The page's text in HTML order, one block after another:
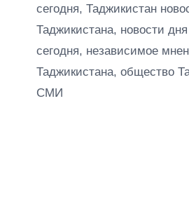
сегодня, Таджикистан
Таджикистана, новости
сегодня, независимое
Таджикистана, общество
СМИ